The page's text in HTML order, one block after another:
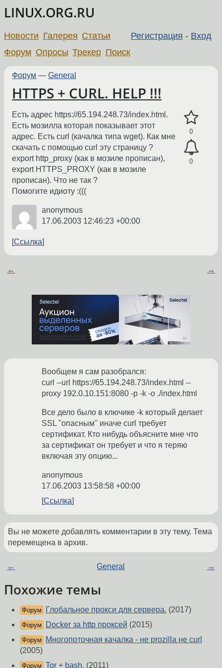
LINUX.ORG.RU
Регистрация - Вход
Новости Галерея Статьи
Форум Опросы Трекер Поиск
Форум — General
HTTPS + CURL. HELP !!!
0
0
Есть адрес https://65.194.248.73/index.html.
Есть мозилла которая показывает этот
адрес. Есть curl (качалка типа wget). Как мне
скачать с помощью curl эту страницу ?
export http_proxy (как в мозиле прописан),
export HTTPS_PROXY (как в мозиле
прописан). Что не так ?
Помогите идиоту :(((
anonymous
17.06.2003 12:46:23 +00:00
Ссылка
← →
Вообщем я сам разобрался:
curl --url https://65.194.248.73/index.html --
proxy 192.0.10.151:8080 -p -k -o ./index.html
Все дело было в ключике -k который делает
SSL "опасным" иначе curl требует
сертификат. Кто нибудь объясните мне что
за сертификат он требует и что я теряю
включая эту опцию...
anonymous
17.06.2003 13:58:58 +00:00
Ссылка
Вы не можете добавлять комментарии в эту тему. Тема
перемещена в архив.
← General →
Похожие темы
Форум Глобальное прокси для сервера. (2017)
Форум Docker за http проксей (2015)
Форум
Многопоточная качалка - не prozilla не curl
(2005)
Форум Tor + bash. (2011)